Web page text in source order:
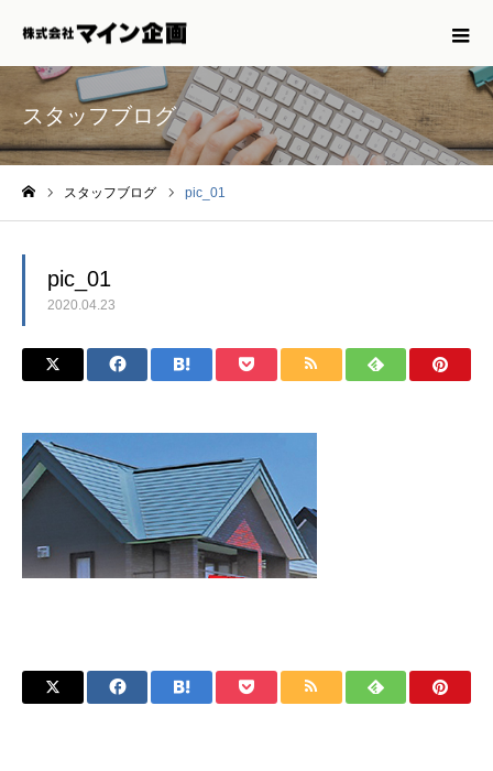
スタッフブログ
スタッフブログ pic_01
pic_01
2020.04.23